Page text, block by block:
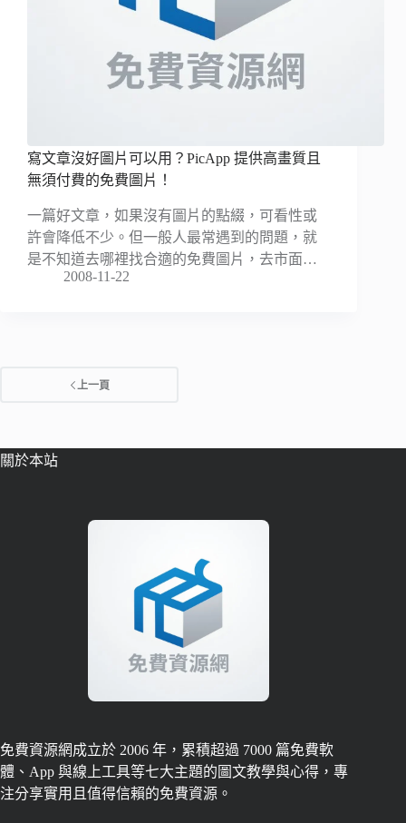
寫文章沒好圖片可以用？PicApp 提供高畫質且
無須付費的免費圖片！
一篇好文章，如果沒有圖片的點綴，可看性或
許會降低不少。但一般人最常遇到的問題，就
是不知道去哪裡找合適的免費圖片，去市面…
2008-11-22
上一頁
關於本站
免費資源網成立於 2006 年，累積超過 7000 篇免費軟
體、App 與線上工具等七大主題的圖文教學與心得，專
注分享實用且值得信賴的免費資源。